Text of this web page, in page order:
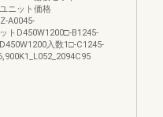
ニット価格
A0045-
トD450W1200□-B1245-
入数1□-C1245-